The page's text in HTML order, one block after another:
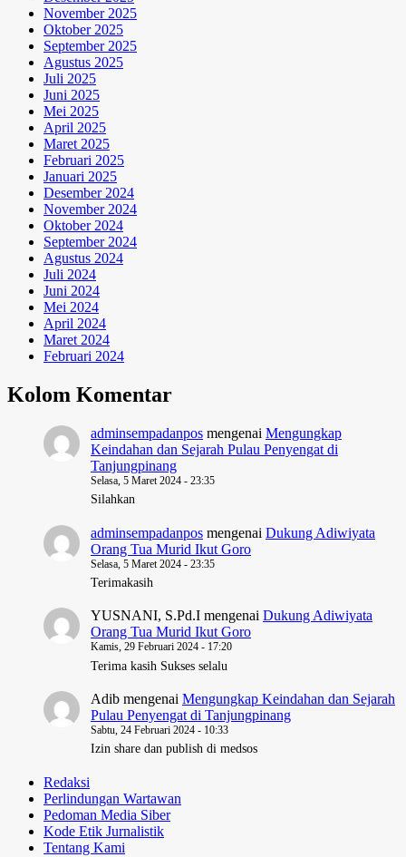
November 2025
Oktober 2025
September 2025
Agustus 2025
Juli 2025
Juni 2025
Mei 2025
April 2025
Maret 2025
Februari 2025
Januari 2025
Desember 2024
November 2024
Oktober 2024
September 2024
Agustus 2024
Juli 2024
Juni 2024
Mei 2024
April 2024
Maret 2024
Februari 2024
Kolom Komentar
adminsempadanpos mengenai Mengungkap
Keindahan dan Sejarah Pulau Penyengat di
Tanjungpinang
Selasa, 5 Maret 2024 - 23:35
Silahkan
adminsempadanpos mengenai Dukung Adiwiyata
Orang Tua Murid Ikut Goro
Selasa, 5 Maret 2024 - 23:35
Terimakasih
YUSNANI, S.Pd.I mengenai Dukung Adiwiyata
Orang Tua Murid Ikut Goro
Kamis, 29 Februari 2024 - 17:20
Terima kasih Sukses selalu
Adib mengenai Mengungkap Keindahan dan Sejarah
Pulau Penyengat di Tanjungpinang
Sabtu, 24 Februari 2024 - 10:33
Izin share dan publish di medsos
Redaksi
Perlindungan Wartawan
Pedoman Media Siber
Kode Etik Jurnalistik
Tentang Kami